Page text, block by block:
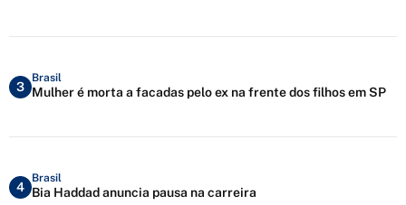
3
Brasil
Mulher é morta a facadas pelo ex na frente dos filhos em SP
4
Brasil
Bia Haddad anuncia pausa na carreira